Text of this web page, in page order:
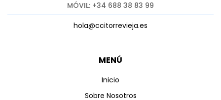
MENÚ
Inicio
Sobre Nosotros
MÓVIL: +34 688 38 83 99
hola@ccitorrevieja.es